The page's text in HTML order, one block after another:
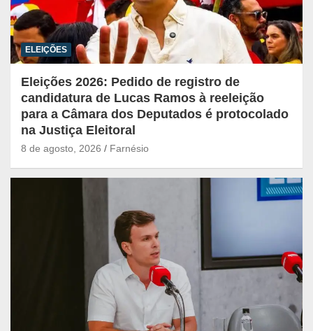
ELEIÇÕES
Eleições 2026: Pedido de registro de
candidatura de Lucas Ramos à reeleição
para a Câmara dos Deputados é protocolado
na Justiça Eleitoral
8 de agosto, 2026 Farnésio